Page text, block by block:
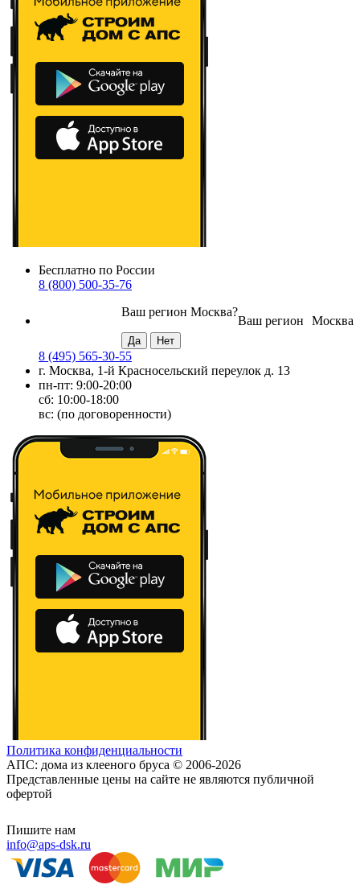
Бесплатно по России
8 (800) 500-35-76
Москва
Ваш регион
Ваш регион Москва?
8 (495) 565-30-55
г. Москва, 1-й Красносельский переулок д. 13
пн-пт: 9:00-20:00
сб: 10:00-18:00
вс: (по договоренности)
Политика конфиденциальности
АПС: дома из клееного бруса © 2006-2026
Представленные цены на сайте не являются публичной
офертой
Пишите нам
info@aps-dsk.ru